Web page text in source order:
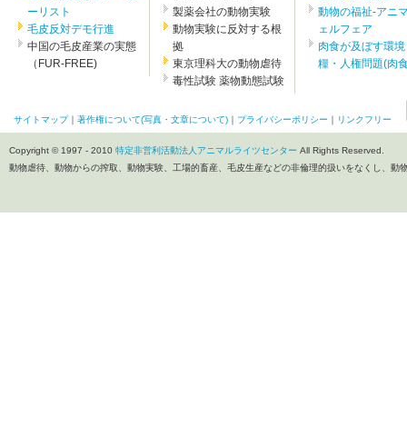
ーリスト
毛皮反対デモ行進
中国の毛皮産業の実態
（FUR-FREE)
製薬会社の動物実験
動物実験に反対する根
拠
東京理科大の動物虐待
毒性試験 薬物動態試験
動物の福祉-アニ
ェルフェア
肉食が及ぼす環
糧・人権問題(肉
サイトマップ｜ 著作権について(写真・文章について) ｜ プライバシーポリシー ｜ リンクフリー
Copyright © 1997 - 2010 特定非営利活動法人アニマルライツセンター All Rights Reserved.
動物虐待、動物からの搾取、動物実験、工場的畜産、毛皮生産などの非倫理的扱いをなくし、